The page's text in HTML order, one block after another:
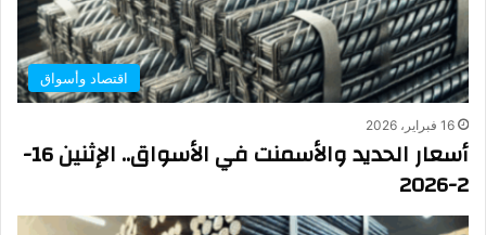
اقتصاد وأسواق
16 فبراير، 2026
أسعار الحديد والأسمنت في الأسواق.. الإثنين 16-
2-2026